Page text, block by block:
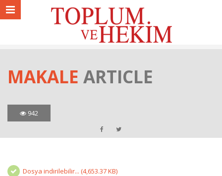
MAKALE ARTICLE
942
Dosya indirilebilir... (4,653.37 KB)